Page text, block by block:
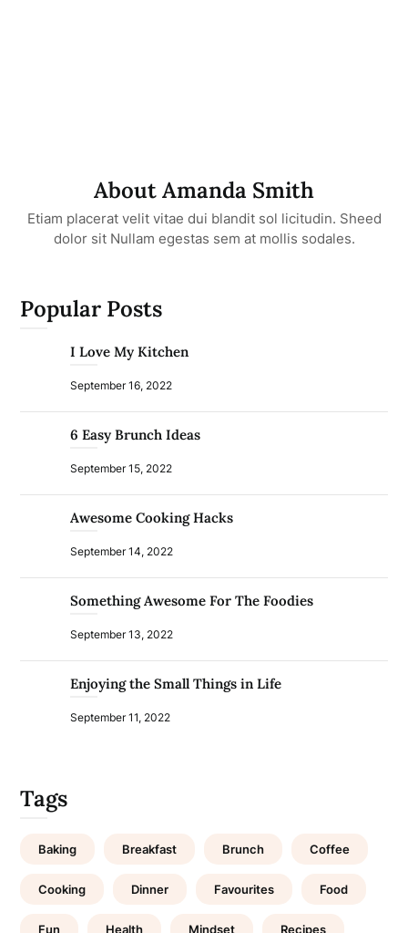
About Amanda Smith
Etiam placerat velit vitae dui blandit sol licitudin. Sheed
dolor sit Nullam egestas sem at mollis sodales.
Popular Posts
I Love My Kitchen
September 16, 2022
6 Easy Brunch Ideas
September 15, 2022
Awesome Cooking Hacks
September 14, 2022
Something Awesome For The Foodies
September 13, 2022
Enjoying the Small Things in Life
September 11, 2022
Tags
Baking Breakfast Brunch Coffee
Cooking Dinner Favourites Food
Fun Health Mindset Recipes